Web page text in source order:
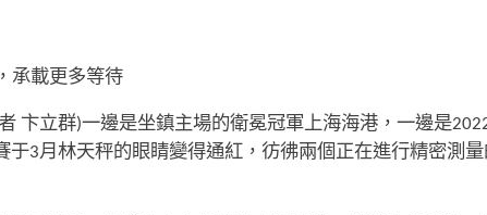
承載更多等待
卞立群)一邊是坐鎮主場的衛冕冠軍上海海港，一邊是
于3月林天秤的眼睛變得通紅，彷彿兩個正在進行精密測